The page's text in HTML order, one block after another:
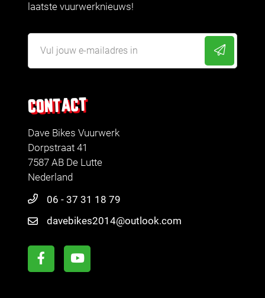
CONTACT
Dave Bikes Vuurwerk
Dorpstraat 41
7587 AB De Lutte
Nederland
06 - 37 31 18 79
davebikes2014@outlook.com
laatste vuurwerknieuws!